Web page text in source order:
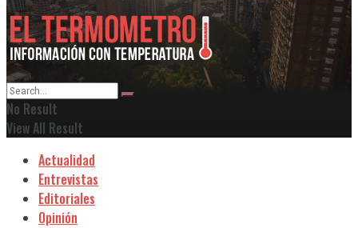
No Result
View All Result
Actualidad
Entrevistas
Editoriales
Opinión